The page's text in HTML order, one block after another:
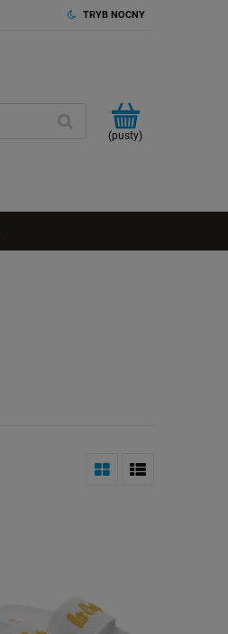
TRYB NOCNY
(pusty)